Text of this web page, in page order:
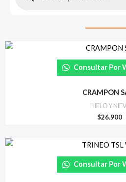
Consultar Por
CRAMPON
HIELO Y
$26.900
Consultar Por